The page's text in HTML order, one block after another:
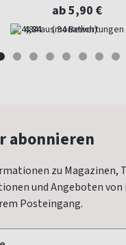
4,84
ab 5,90 €
(monatlich)
abonnieren
zu Magazinen,
und Angeboten von
Posteingang.